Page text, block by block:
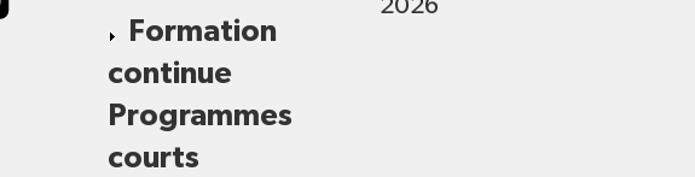
Formation
continue
Programmes
courts
2026